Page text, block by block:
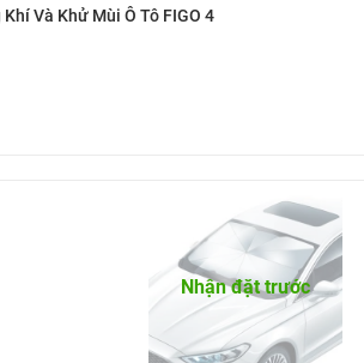
Và Khử Mùi Ô Tô FIGO 4
Nhận đặt trước